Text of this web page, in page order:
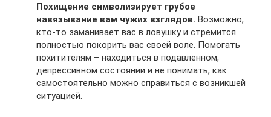
Похищение символизирует грубое
навязывание вам чужих взглядов. Возможно,
кто-то заманивает вас в ловушку и стремится
полностью покорить вас своей воле. Помогать
похитителям – находиться в подавленном,
депрессивном состоянии и не понимать, как
самостоятельно можно справиться с возникшей
ситуацией.